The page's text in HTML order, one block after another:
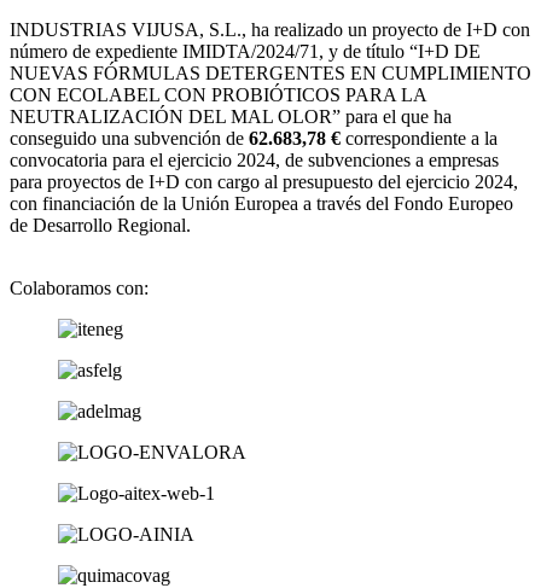
INDUSTRIAS VIJUSA, S.L., ha realizado un proyecto de I+D con
número de expediente IMIDTA/2024/71, y de título “I+D DE
NUEVAS FÓRMULAS DETERGENTES EN CUMPLIMIENTO
CON ECOLABEL CON PROBIÓTICOS PARA LA
NEUTRALIZACIÓN DEL MAL OLOR” para el que ha
conseguido una subvención de 62.683,78 € correspondiente a la
convocatoria para el ejercicio 2024, de subvenciones a empresas
para proyectos de I+D con cargo al presupuesto del ejercicio 2024,
con financiación de la Unión Europea a través del Fondo Europeo
de Desarrollo Regional.
Colaboramos con: